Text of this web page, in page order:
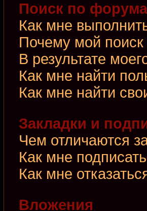
Поиск по
Как мне
Почему мой поиск
В результате
Как мне найти
Как мне найти
Закладки и
Чем отличаются
Как мне
Как мне
Вложения